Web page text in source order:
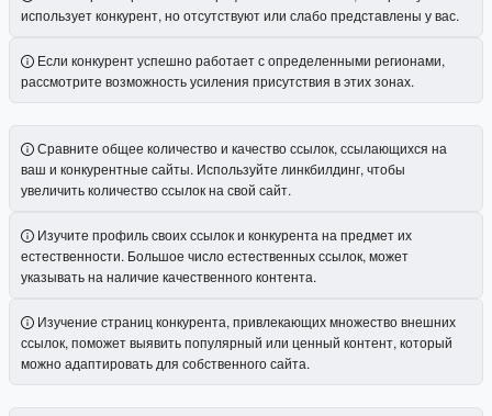
использует конкурент, но отсутствуют или слабо представлены у вас.
Если конкурент успешно работает с определенными регионами,
рассмотрите возможность усиления присутствия в этих зонах.
Сравните общее количество и качество ссылок, ссылающихся на
ваш и конкурентные сайты. Используйте линкбилдинг, чтобы
увеличить количество ссылок на свой сайт.
Изучите профиль своих ссылок и конкурента на предмет их
естественности. Большое число естественных ссылок, может
указывать на наличие качественного контента.
Изучение страниц конкурента, привлекающих множество внешних
ссылок, поможет выявить популярный или ценный контент, который
можно адаптировать для собственного сайта.